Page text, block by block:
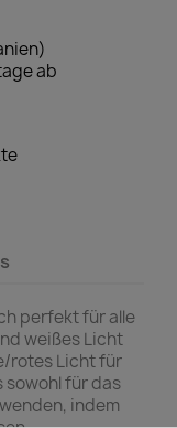
ab
perfekt für alle
weißes Licht
rotes Licht für
sowohl für das
indem